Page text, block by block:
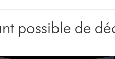
possible de